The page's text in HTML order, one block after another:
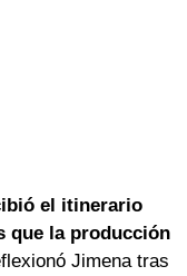
el itinerario
que la producción
Jimena tras